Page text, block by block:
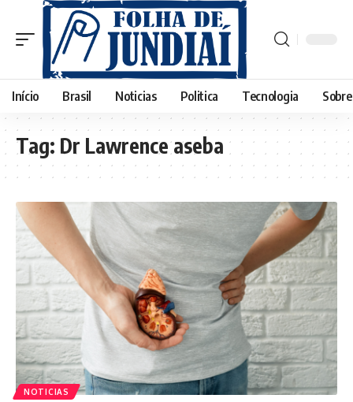
Início Brasil Noticias Politica Tecnologia
Tag: Dr Lawrence aseba
NOTICIAS